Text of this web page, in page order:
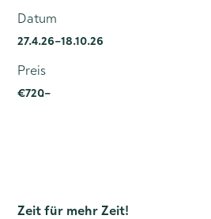
Datum
27.4.26–18.10.26
Preis
€720.–
Zeit für mehr Zeit!